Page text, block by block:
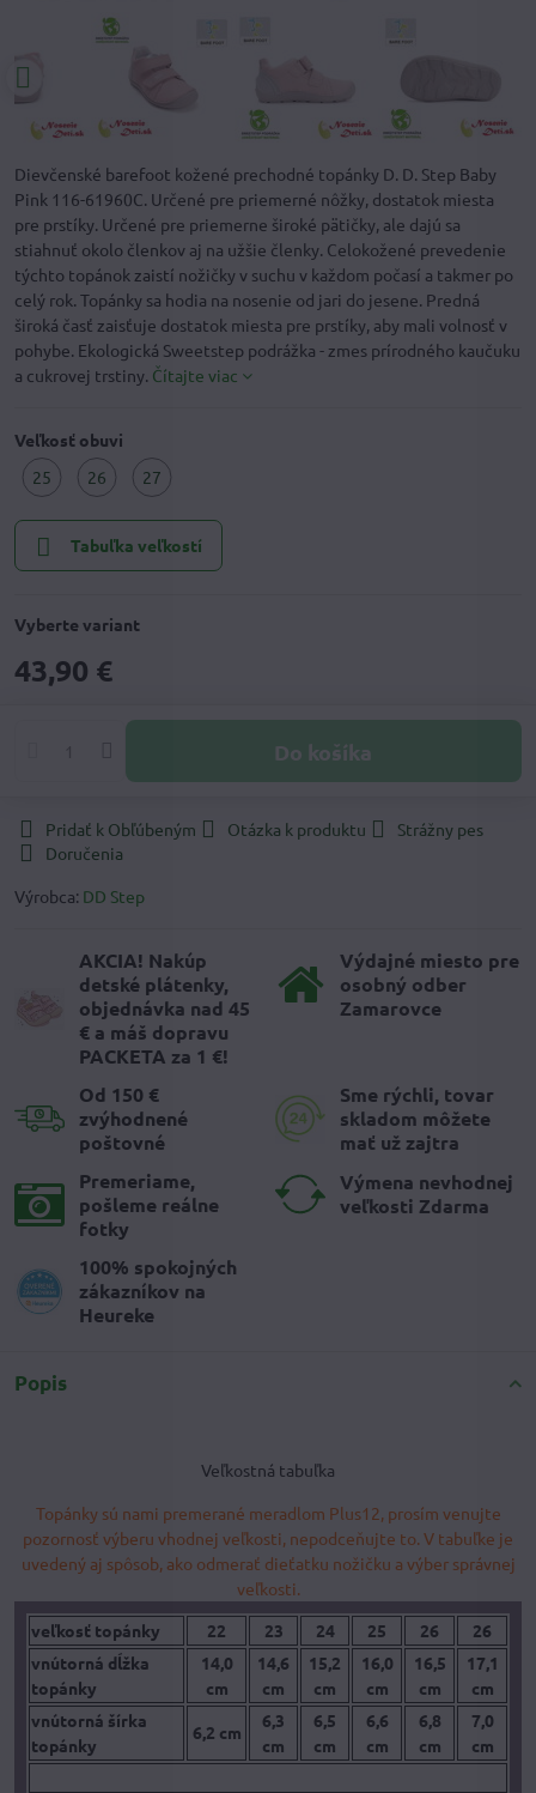
Dievčenské barefoot kožené prechodné topánky D. D. Step Baby
Pink 116-61960C. Určené pre priemerné nôžky, dostatok miesta
pre prstíky. Určené pre priemerne široké pätičky, ale dajú sa
stiahnuť okolo členkov aj na užšie členky. Celokožené prevedenie
týchto topánok zaistí nožičky v suchu v každom počasí a takmer po
celý rok. Topánky sa hodia na nosenie od jari do jesene. Predná
široká časť zaisťuje dostatok miesta pre prstíky, aby mali volnosť v
pohybe. Ekologická Sweetstep podrážka - zmes prírodného kaučuku
a cukrovej trstiny. Čítajte viac
Veľkosť obuvi
25
26 27
Tabuľka veľkostí
Vyberte variant
43,90 €
Do košíka
Pridať k Obľúbeným Otázka k produktu
Strážny pes
Doručenia
Výrobca: DD Step
AKCIA! Nakúp
detské plátenky,
objednávka nad 45
€ a máš dopravu
PACKETA za 1 €!
Výdajné miesto pre
osobný odber
Zamarovce
Od 150 €
zvýhodnené
poštovné
Sme rýchli, tovar
skladom môžete
mať už zajtra
Premeriame,
pošleme reálne
fotky
Výmena nevhodnej
veľkosti Zdarma
100% spokojných
zákazníkov na
Heureke
Popis
Veľkostná tabuľka
Topánky sú nami premerané meradlom Plus12, prosím venujte
pozornosť výberu vhodnej veľkosti, nepodceňujte to. V tabuľke je
uvedený aj spôsob, ako odmerať dieťatku nožičku a výber správnej
veľkosti.
veľkosť topánky
22 23 24 25 26
26
vnútorná dĺžka
topánky
14,0
cm
14,6
cm
15,2
cm
16,0
cm
16,5
cm
17,1
cm
vnútorná šírka
topánky
6,2 cm
6,3
cm
6,5
cm
6,6
cm
6,8
cm
7,0
cm